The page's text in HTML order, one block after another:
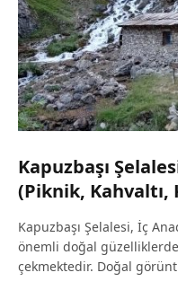
Kapuzbaşı
(Piknik, Kahvaltı,
Kapuzbaşı Şelalesi, İç
önemli doğal
çekmektedir. Doğal